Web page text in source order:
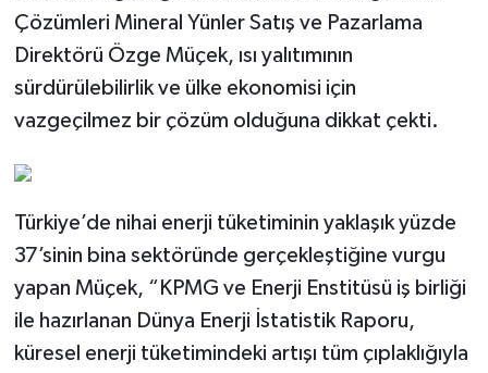
Çözümleri Mineral Yünler Satış ve Pazarlama
Direktörü Özge Müçek, ısı yalıtımının
sürdürülebilirlik ve ülke ekonomisi için
vazgeçilmez bir çözüm olduğuna dikkat çekti.
Türkiye’de nihai enerji tüketiminin yaklaşık yüzde
37’sinin bina sektöründe gerçekleştiğine vurgu
yapan Müçek, “KPMG ve Enerji Enstitüsü iş birliği
ile hazırlanan Dünya Enerji İstatistik Raporu,
küresel enerji tüketimindeki artışı tüm çıplaklığıyla